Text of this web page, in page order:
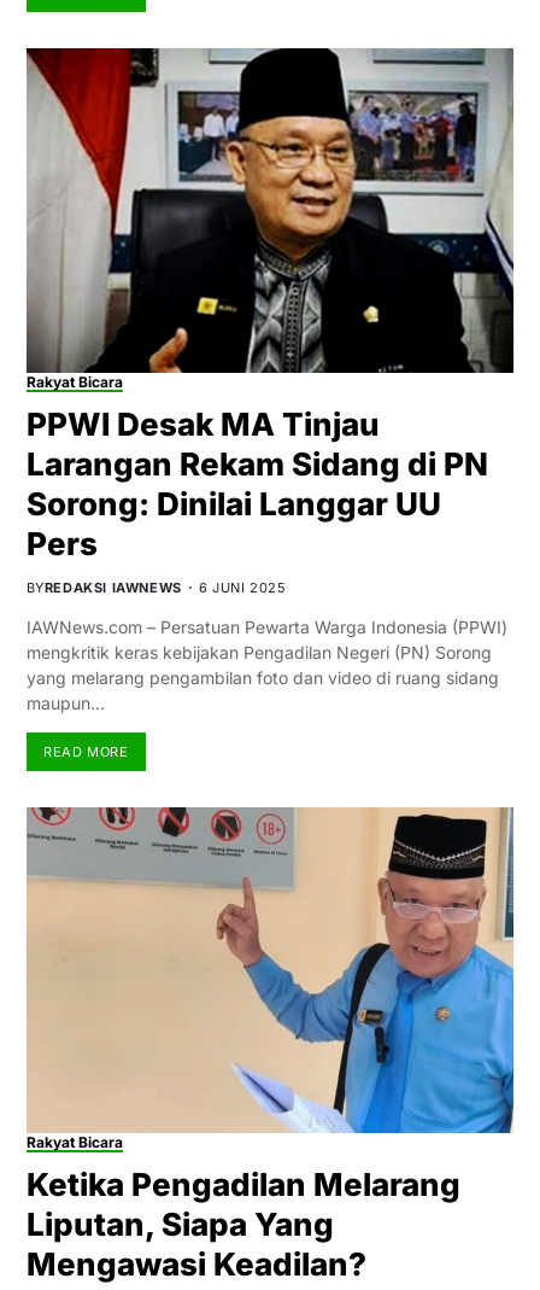
Rakyat Bicara
PPWI Desak MA Tinjau
Larangan Rekam Sidang di PN
Sorong: Dinilai Langgar UU
Pers
BYREDAKSI IAWNEWS 6 JUNI 2025
IAWNews.com – Persatuan Pewarta Warga Indonesia (PPWI)
mengkritik keras kebijakan Pengadilan Negeri (PN) Sorong
yang melarang pengambilan foto dan video di ruang sidang
maupun…
READ MORE
Rakyat Bicara
Ketika Pengadilan Melarang
Liputan, Siapa Yang
Mengawasi Keadilan?